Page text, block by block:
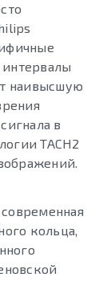
наивысшую
в
TACH2
кольца,